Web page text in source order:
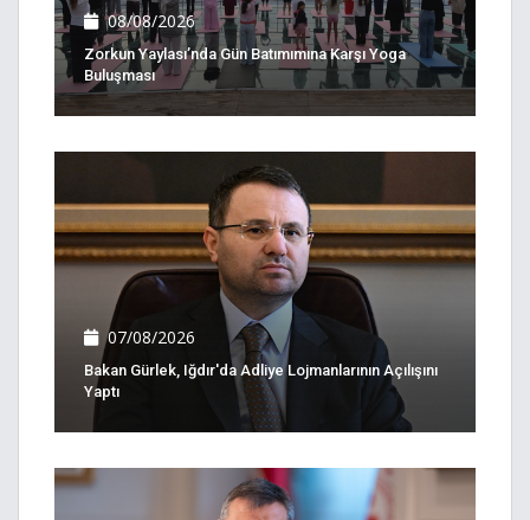
08/08/2026
Zorkun Yaylası’nda Gün Batımımına Karşı Yoga
Buluşması
07/08/2026
Bakan Gürlek, Iğdır'da Adliye Lojmanlarının Açılışını
Yaptı